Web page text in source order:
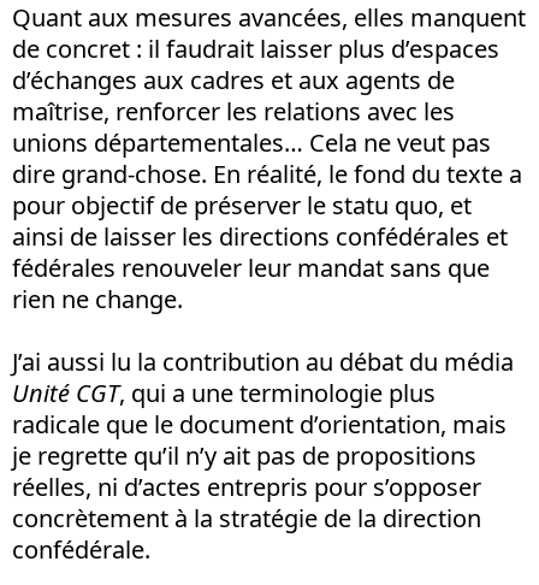
Quant aux mesures avancées, elles manquent
de concret : il faudrait laisser plus d’espaces
d’échanges aux cadres et aux agents de
maîtrise, renforcer les relations avec les
unions départementales… Cela ne veut pas
dire grand-chose. En réalité, le fond du texte a
pour objectif de préserver le statu quo, et
ainsi de laisser les directions confédérales et
fédérales renouveler leur mandat sans que
rien ne change.
J’ai aussi lu la contribution au débat du média
Unité CGT, qui a une terminologie plus
radicale que le document d’orientation, mais
je regrette qu’il n’y ait pas de propositions
réelles, ni d’actes entrepris pour s’opposer
concrètement à la stratégie de la direction
confédérale.